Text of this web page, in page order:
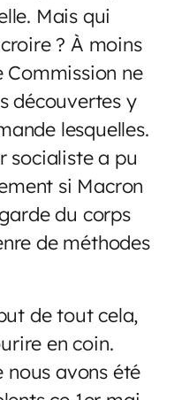
Mais qui
? À moins
ne
découvertes y
lesquelles.
socialiste a pu
si Macron
du corps
de méthodes
de tout cela,
en coin.
avons été